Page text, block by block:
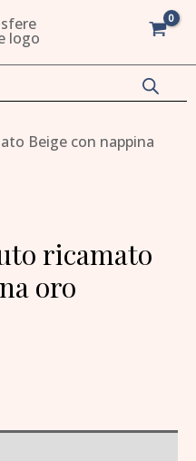
ricamato
oro